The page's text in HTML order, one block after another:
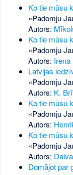
Ko tie mūsu
«Padomju
Autors:
Ko tie mūsu
«Padomju
Autors:
Latvijas
«Padomju
Autors: K.
Ko tie mūsu
«Padomju
Autors:
Ko tie mūsu
«Padomju
Autors:
Domājot par